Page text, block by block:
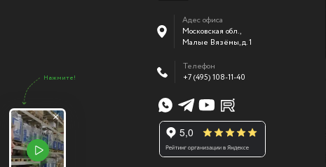
Адес офиса
Московская обл.,
Малые Вязёмы,д. 1
Телефон
+7 (495) 108-11-40
Нажмите!